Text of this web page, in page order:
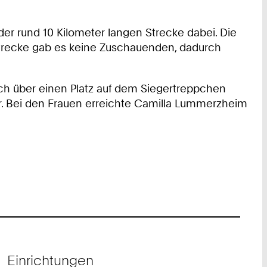
rund 10 Kilometer langen Strecke dabei. Die
gab es keine Zuschauenden, dadurch
über einen Platz auf dem Siegertreppchen
Bei den Frauen erreichte Camilla Lummerzheim
Einrichtungen